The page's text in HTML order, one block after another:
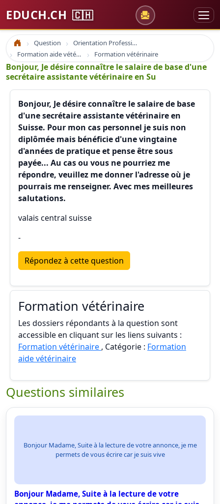
EDUCH.CH 🇨🇭
Accueil Question
Orientation Professionnelle
Formation aide vétérinaire
Formation vétérinaire
Bonjour, Je désire connaître le salaire de base d'une
secrétaire assistante vétérinaire en Su
Bonjour, Je désire connaître le salaire de base
d'une secrétaire assistante vétérinaire en
Suisse. Pour mon cas personnel je suis non
diplômée mais bénéficie d'une vingtaine
d'années de pratique et pense être sous
payée... Au cas ou vous ne pourriez me
répondre, veuillez me donner l'adresse où je
pourrais me renseigner. Avec mes meilleures
salutations.
valais central suisse
-
Répondez à cette question
Formation vétérinaire
Les dossiers répondants à la question sont
accessible en cliquant sur les liens suivants :
Formation vétérinaire , Catégorie : Formation
aide vétérinaire
Questions similaires
Bonjour Madame, Suite à la lecture de votre annonce, je me
permets de vous écrire car je suis vive
Bonjour Madame, Suite à la lecture de votre